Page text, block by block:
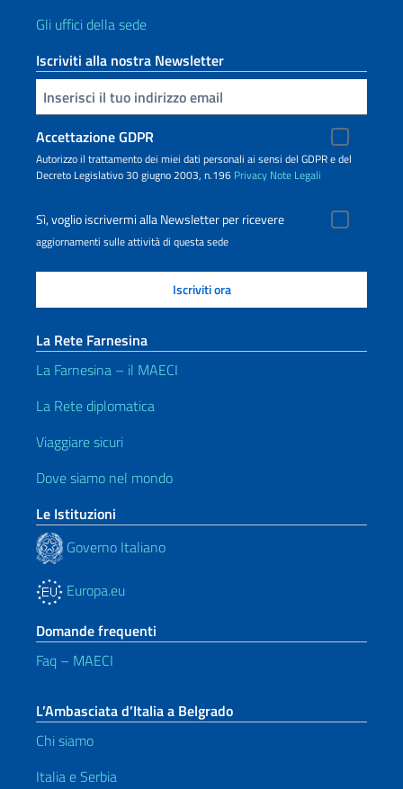
Gli uffici della sede
Iscriviti alla nostra Newsletter
Inserisci la tua email
Accettazione GDPR
Autorizzo il trattamento dei miei dati personali ai sensi del GDPR e del
Decreto Legislativo 30 giugno 2003, n.196 Privacy Note Legali
Sì, voglio iscrivermi alla Newsletter per ricevere
aggiornamenti sulle attività di questa sede
La Rete Farnesina
La Farnesina – il MAECI
La Rete diplomatica
Viaggiare sicuri
Dove siamo nel mondo
Le Istituzioni
Governo Italiano
Europa.eu
Domande frequenti
Faq – MAECI
L’Ambasciata d’Italia a Belgrado
Chi siamo
Italia e Serbia